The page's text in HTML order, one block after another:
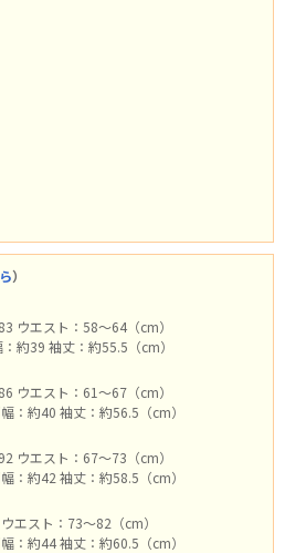
）
ウエスト：58～64（cm）
約39 袖丈：約55.5（cm）
ウエスト：61～67（cm）
：約40 袖丈：約56.5（cm）
ウエスト：67～73（cm）
：約42 袖丈：約58.5（cm）
エスト：73～82（cm）
：約44 袖丈：約60.5（cm）